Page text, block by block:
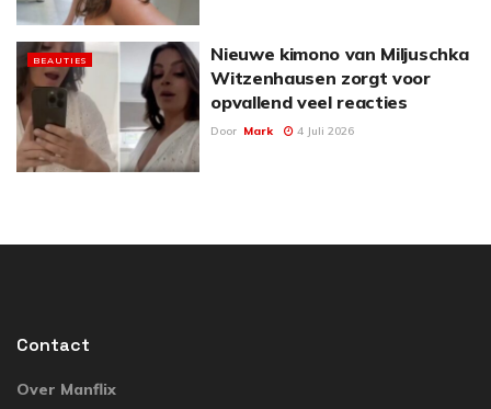
BEAUTIES
Nieuwe kimono van Miljuschka
Witzenhausen zorgt voor
opvallend veel reacties
Door Mark 4 Juli 2026
Contact
Over Manflix